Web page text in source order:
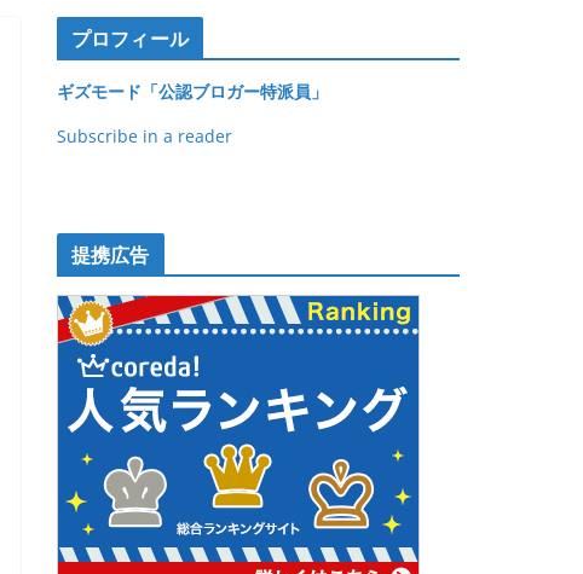
プロフィール
ギズモード「公認ブロガー特派員」
Subscribe in a reader
提携広告